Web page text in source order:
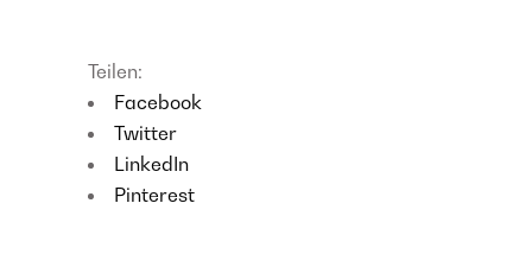
Teilen:
Facebook
Twitter
LinkedIn
Pinterest